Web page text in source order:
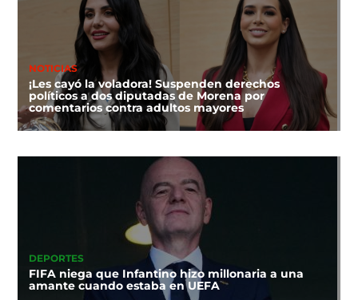
NOTICIAS
¡Les cayó la voladora! Suspenden derechos
políticos a dos diputadas de Morena por
comentarios contra adultos mayores
DEPORTES
FIFA niega que Infantino hizo millonaria a una
amante cuando estaba en UEFA